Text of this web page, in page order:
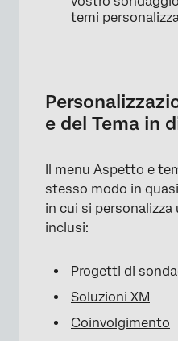
temi
e del Tema in
Il menu Aspetto e
stesso modo in
in cui si
inclusi:
Progetti di
Soluzioni XM
Coinvolgimento